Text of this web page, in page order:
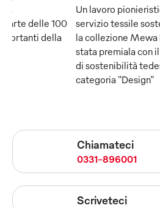
fa
delle 100
della
Un lavoro
servizio tessile
la collezione Mewa
stata premiala con
di sostenibilità
categoria "Design"
Chiamateci
0331-896001
Scriveteci